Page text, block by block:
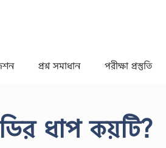
প্রশ্ন সমাধান পরীক্ষা প্রস্তুতি
ধাপ কয়টি?